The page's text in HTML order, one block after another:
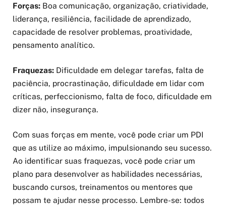
Forças: Boa comunicação, organização, criatividade,
liderança, resiliência, facilidade de aprendizado,
capacidade de resolver problemas, proatividade,
pensamento analítico.
Fraquezas: Dificuldade em delegar tarefas, falta de
paciência, procrastinação, dificuldade em lidar com
críticas, perfeccionismo, falta de foco, dificuldade em
dizer não, insegurança.
Com suas forças em mente, você pode criar um PDI
que as utilize ao máximo, impulsionando seu sucesso.
Ao identificar suas fraquezas, você pode criar um
plano para desenvolver as habilidades necessárias,
buscando cursos, treinamentos ou mentores que
possam te ajudar nesse processo. Lembre-se: todos